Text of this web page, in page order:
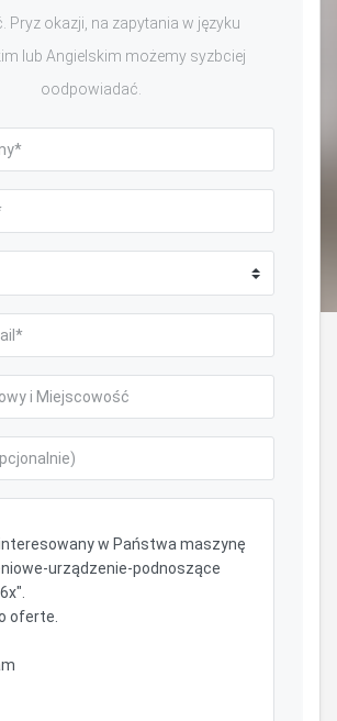
Pryz okazji, na zapytania w języku
lub Angielskim możemy syzbciej
oodpowiadać.